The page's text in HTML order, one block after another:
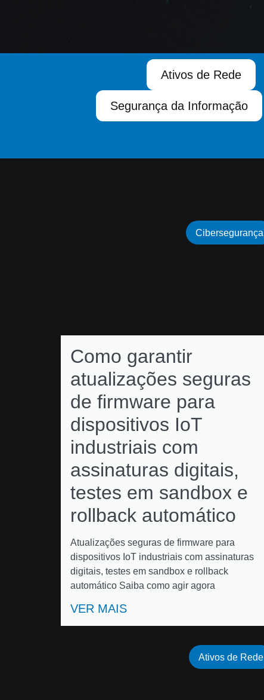
Ativos de Rede
Segurança da Informação
Como garantir
atualizações seguras
de firmware para
dispositivos IoT
industriais com
assinaturas digitais,
testes em sandbox e
rollback automático
Atualizações seguras de firmware para
dispositivos IoT industriais com assinaturas
digitais, testes em sandbox e rollback
automático Saiba como agir agora
VER MAIS
Cibersegurança
Ativos de Rede